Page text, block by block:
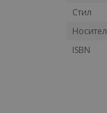
Стил
Носител
ISBN